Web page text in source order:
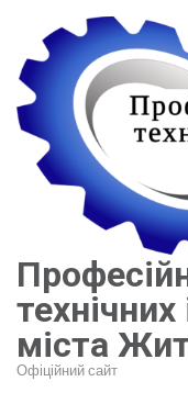
вмісту
(натисніть
Enter)
технічних
міста
Офіційний сайт